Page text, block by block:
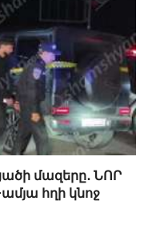
մազերը․ ՆՈՐ
հղի կնոջ